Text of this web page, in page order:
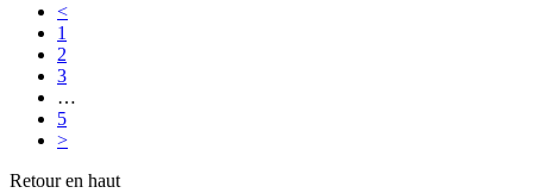
<
1
2
3
…
5
>
Retour en haut